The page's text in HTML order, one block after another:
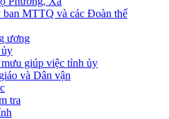
ban MTTQ và các Đoàn thể
ương
giúp việc tỉnh ủy
và Dân vận
tra